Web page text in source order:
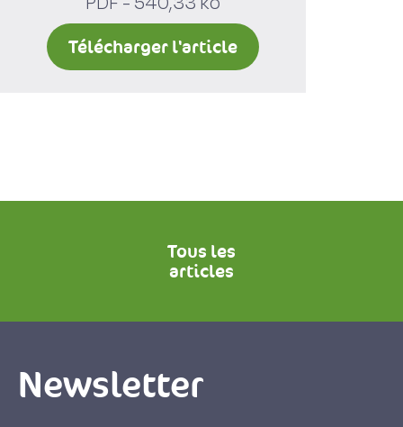
Télécharger l'article
Tous les
articles
Newsletter